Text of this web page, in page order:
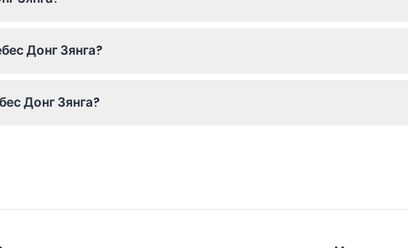
Донг Зянга?
Донг Зянга?